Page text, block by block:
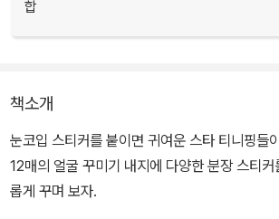
합
책소개
눈코입 스티커를 붙이면 귀여운 스타 티니핑들
12매의 얼굴 꾸미기 내지에 다양한 분장 스티
롭게 꾸며 보자.